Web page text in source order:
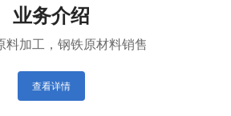
业务介绍
料加工，钢铁原材料销售
查看详情